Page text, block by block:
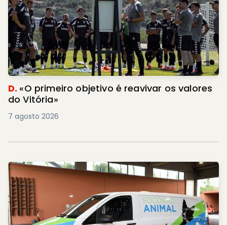
D. «O primeiro objetivo é reavivar os valores
do Vitória»
7 agosto 2026